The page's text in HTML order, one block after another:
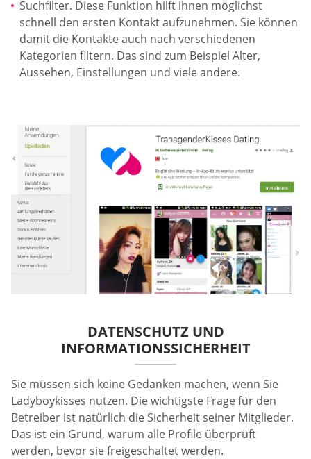
Suchfilter. Diese Funktion hilft ihnen möglichst
schnell den ersten Kontakt aufzunehmen. Sie können
damit die Kontakte auch nach verschiedenen
Kategorien filtern. Das sind zum Beispiel Alter,
Aussehen, Einstellungen und viele andere.
DATENSCHUTZ UND
INFORMATIONSSICHERHEIT
Sie müssen sich keine Gedanken machen, wenn Sie
Ladyboykisses nutzen. Die wichtigste Frage für den
Betreiber ist natürlich die Sicherheit seiner Mitglieder.
Das ist ein Grund, warum alle Profile überprüft
werden, bevor sie freigeschaltet werden.